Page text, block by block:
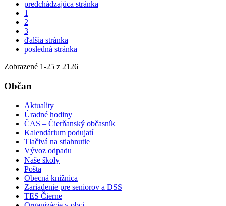
predchádzajúca stránka
1
2
3
ďalšia stránka
posledná stránka
Zobrazené 1-25 z 2126
Občan
Aktuality
Úradné hodiny
ČAS – Čierňanský občasník
Kalendárium podujatí
Tlačivá na stiahnutie
Vývoz odpadu
Naše školy
Pošta
Obecná knižnica
Zariadenie pre seniorov a DSS
TES Čierne